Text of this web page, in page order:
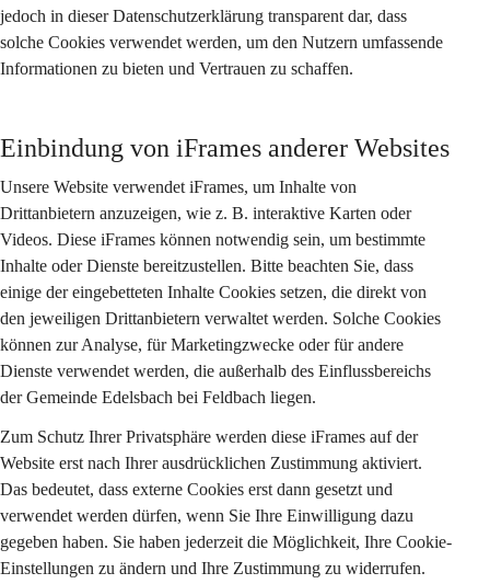
jedoch in dieser Datenschutzerklärung transparent dar, dass
solche Cookies verwendet werden, um den Nutzern umfassende
Informationen zu bieten und Vertrauen zu schaffen.
Einbindung von iFrames anderer Websites
Unsere Website verwendet iFrames, um Inhalte von
Drittanbietern anzuzeigen, wie z. B. interaktive Karten oder
Videos. Diese iFrames können notwendig sein, um bestimmte
Inhalte oder Dienste bereitzustellen. Bitte beachten Sie, dass
einige der eingebetteten Inhalte Cookies setzen, die direkt von
den jeweiligen Drittanbietern verwaltet werden. Solche Cookies
können zur Analyse, für Marketingzwecke oder für andere
Dienste verwendet werden, die außerhalb des Einflussbereichs
der Gemeinde Edelsbach bei Feldbach liegen.
Zum Schutz Ihrer Privatsphäre werden diese iFrames auf der
Website erst nach Ihrer ausdrücklichen Zustimmung aktiviert.
Das bedeutet, dass externe Cookies erst dann gesetzt und
verwendet werden dürfen, wenn Sie Ihre Einwilligung dazu
gegeben haben. Sie haben jederzeit die Möglichkeit, Ihre Cookie-
Einstellungen zu ändern und Ihre Zustimmung zu widerrufen.